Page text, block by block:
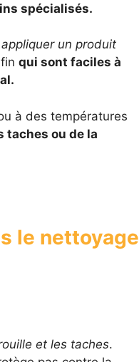
spécialisés.
appliquer un produit
qui sont faciles à
à des températures
taches ou de la
le nettoyage
et les taches.